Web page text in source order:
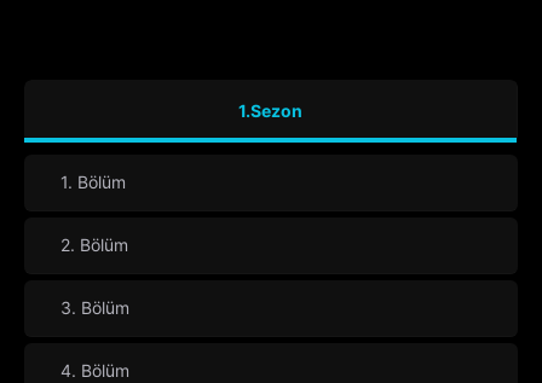
1.Sezon
1. Bölüm
2. Bölüm
3. Bölüm
4. Bölüm